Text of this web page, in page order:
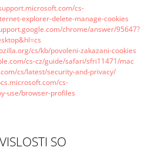
cs-
explorer-delete-manage-cookies
chrome/answer/95647?
cs/kb/povoleni-zakazani-cookies
cs-cz/guide/safari/sfri11471/mac
cs/latest/security-and-privacy/
cs-
use/browser-profiles
SO